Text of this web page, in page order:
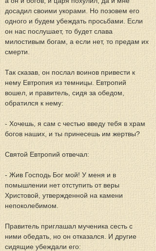
досадил своими укорами. Но позовем его
одного и будем убеждать просьбами. Если
он нас послушает, то будет слава
милостивым богам, а если нет, то предам их
смерти.
Так сказав, он послал воинов привести к
нему Евтропия из темницы. Евтропий
вошел, и правитель, сидя за обедом,
обратился к нему:
- Хочешь, я сам с честью введу тебя в храм
богов наших, и ты принесешь им жертвы?
Святой Евтропий отвечал:
- Жив Господь Бог мой! У меня и в
помышлении нет отступить от веры
Христовой, утвержденной на камени
непоколебимом.
Правитель приглашал мученика сесть с
ними обедать, но он отказался. И другие
сидящие убеждали его: